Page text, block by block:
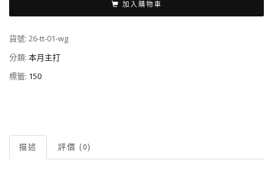
加入購物車
貨號: 26-tt-01-wg
分類: 本月主打
標籤: 150
描述 評價 (0)